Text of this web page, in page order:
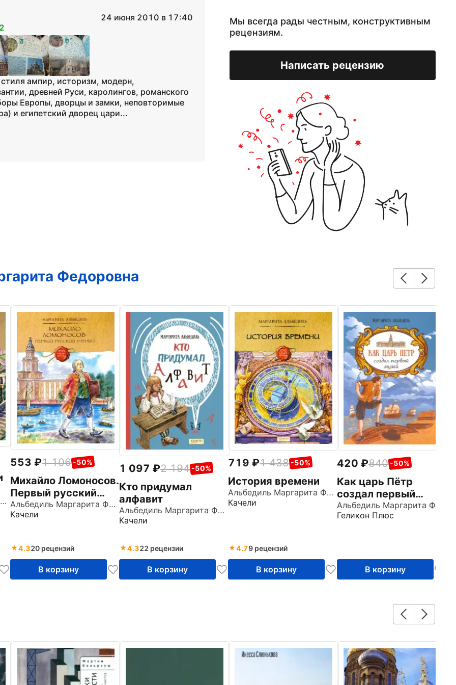
Мы всегда рады честным, конструктивным
рецензиям.
Написать рецензию
24 июня 2010 в 17:40
ампир, историзм, модерн,
древней Руси, каролингов, романского
Европы, дворцы и замки, неповторимые
и египетский дворец цари...
Федоровна
Альбедиль Маргарита Федоровна
553 1 106 -50%
Михайло Ломоносов.
Первый русский
ученый
Альбедиль Маргарита Федоровна
Качели
4.320 рецензий
В корзину
1 097 2 194 -50%
Кто придумал
алфавит
Альбедиль Маргарита Федоровна
Качели
4.322 рецензии
В корзину
719 1 438 -50%
История времени
Альбедиль Маргарита Федоровна
Качели
4.79 рецензий
В корзину
420 840 -50%
Как царь Пётр
создал первый
музей
Геликон Плюс
В корзину